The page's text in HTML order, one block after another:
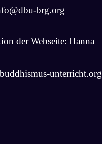
brg.org
der Webseite: Hanna
unterricht.org